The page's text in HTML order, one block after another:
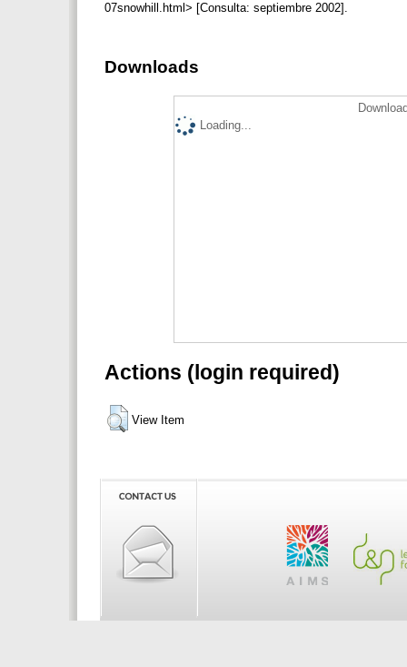
07snowhill.html> [Consulta: septiembre 2002].
Downloads
Loading...
Actions (login required)
View Item